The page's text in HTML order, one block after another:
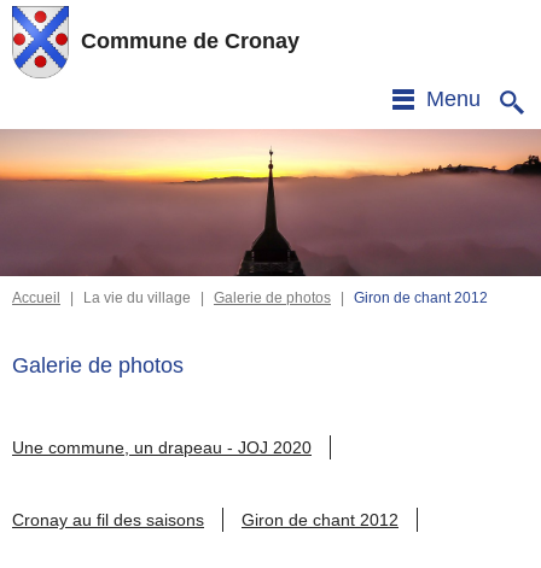
Commune de Cronay
Menu
Accueil | La vie du village | Galerie de photos | Giron de chant 2012
Galerie de photos
Une commune, un drapeau - JOJ 2020
Cronay au fil des saisons Giron de chant 2012